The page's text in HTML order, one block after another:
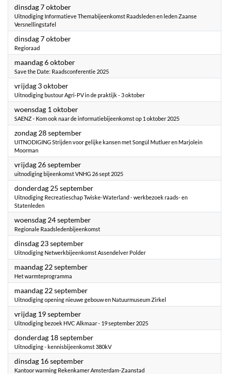
dinsdag 7 oktober2025
Uitnodiging Informatieve Themabijeenkomst Raadsleden en leden Zaanse
Versnellingstafel
dinsdag 7 oktober2025
Regioraad
maandag 6 oktober2025
Save the Date: Raadsconferentie 2025
vrijdag 3 oktober2025
Uitnodiging bustour Agri-PV in de praktijk - 3 oktober
woensdag 1 oktober2025
SAENZ - Kom ook naar de informatiebijeenkomst op 1 oktober 2025
zondag 28 september2025
UITNODIGING Strijden voor gelijke kansen met Songül Mutluer en Marjolein
Moorman
vrijdag 26 september2025
uitnodiging bijeenkomst VNHG 26 sept 2025
donderdag 25 september2025
Uitnodiging Recreatieschap Twiske-Waterland - werkbezoek raads- en
Statenleden
woensdag 24 september2025
Regionale Raadsledenbijeenkomst
dinsdag 23 september2025
Uitnodiging Netwerkbijeenkomst Assendelver Polder
maandag 22 september2025
Het warmteprogramma
maandag 22 september2025
Uitnodiging opening nieuwe gebouw en Natuurmuseum Zirkel
vrijdag 19 september2025
Uitnodiging bezoek HVC Alkmaar - 19 september 2025
donderdag 18 september2025
Uitnodiging - kennisbijeenkomst 380kV
dinsdag 16 september2025
Kantoor warming Rekenkamer Amsterdam-Zaanstad